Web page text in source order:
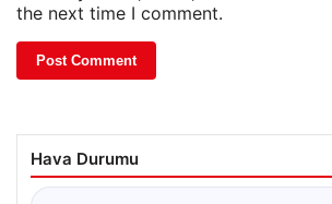
the next time I comment.
Hava Durumu